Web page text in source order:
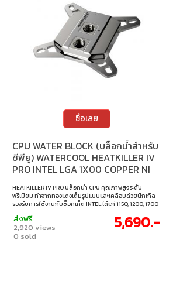
ซื้อเลย
CPU WATER BLOCK (บล็อกน้ำสำหรับ
ซีพียู) WATERCOOL HEATKILLER IV
PRO INTEL LGA 1X00 COPPER NI
HEATKILLER IV PRO บล็อกน้ำ CPU คุณภาพสูงระดับ
พรีเมียม ทำจากทองแดงเต็มรูปแบบและเคลือบด้วยนิกเกิล
รองรับการใช้งานกับซ็อกเก็ต INTEL ได้แก่ 1150, 1200, 1700
อุณหภูมิได้ถึง 3°C เมื่อเทียบกับรุ่นก่อนหน้า • การไหลของ
น้ำที่ดีกว่า : ออกแบบช่องทางและหัวฉีดของเจ็ทที่ใหญ่ขึ้น
ทำให้การไหลของน้ำดีขึ้นและลดการอุดตัน • ระบบติดตั้งง่าย
ส่งฟรี
2,920 views
0 sold
5,690.-